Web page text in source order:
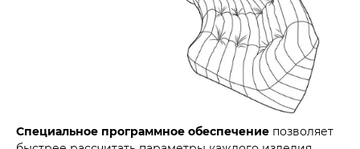
Специальное программное обеспечение позволяет